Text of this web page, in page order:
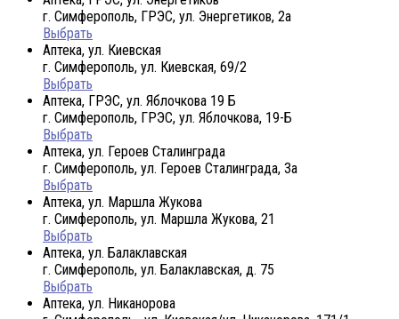
г. Симферополь, ГРЭС, ул. Энергетиков, 2а
Выбрать
Аптека, ул. Киевская
г. Симферополь, ул. Киевская, 69/2
Выбрать
Аптека, ГРЭС, ул. Яблочкова 19 Б
г. Симферополь, ГРЭС, ул. Яблочкова, 19-Б
Выбрать
Аптека, ул. Героев Сталинграда
г. Симферополь, ул. Героев Сталинграда, 3а
Выбрать
Аптека, ул. Маршла Жукова
г. Симферополь, ул. Маршла Жукова, 21
Выбрать
Аптека, ул. Балаклавская
г. Симферополь, ул. Балаклавская, д. 75
Выбрать
Аптека, ул. Никанорова